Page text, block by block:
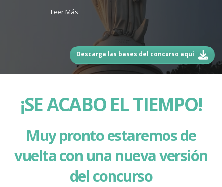
Leer Más
Descarga las bases del concurso aqui
¡SE ACABO EL TIEMPO!
Muy pronto estaremos de
vuelta con una nueva versión
del concurso